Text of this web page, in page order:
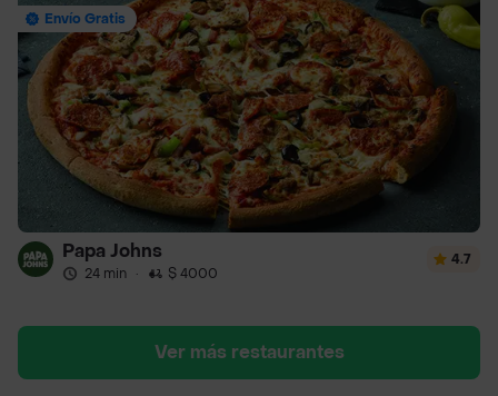
Envío Gratis
Papa Johns
24 min · $ 4000
4.7
Ver más restaurantes